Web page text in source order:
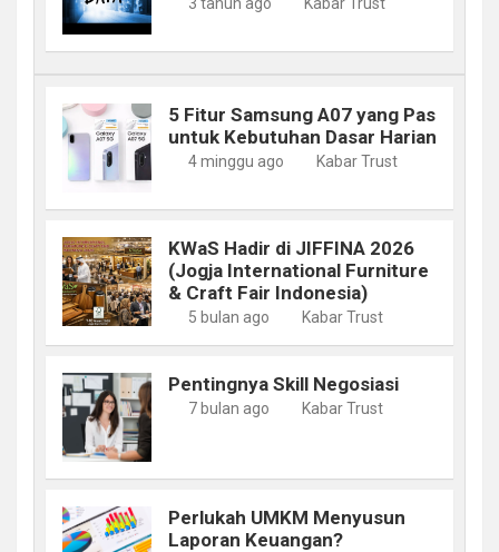
5 Fitur Samsung A07 yang Pas
untuk Kebutuhan Dasar Harian
4 minggu ago Kabar Trust
KWaS Hadir di JIFFINA 2026
(Jogja International Furniture
& Craft Fair Indonesia)
5 bulan ago Kabar Trust
Pentingnya Skill Negosiasi
7 bulan ago Kabar Trust
Perlukah UMKM Menyusun
Laporan Keuangan?